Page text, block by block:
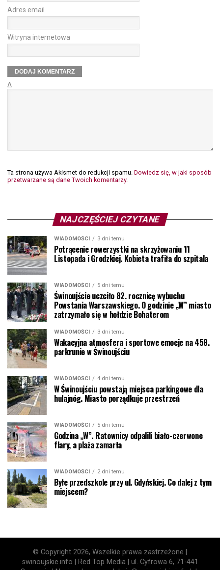
Adres email
Witryna internetowa
Δ
Ta strona używa Akismet do redukcji spamu. Dowiedz się, w jaki sposób
przetwarzane są dane Twoich komentarzy.
NAJCZĘŚCIEJ CZYTANE
WIADOMOŚCI 3 dni temu
Potrącenie rowerzystki na skrzyżowaniu 11
Listopada i Grodzkiej. Kobieta trafiła do szpitala
WIADOMOŚCI 5 dni temu
Świnoujście uczciło 82. rocznicę wybuchu
Powstania Warszawskiego. O godzinie „W” miasto
zatrzymało się w hołdzie Bohaterom
WIADOMOŚCI 3 dni temu
Wakacyjna atmosfera i sportowe emocje na 458.
parkrunie w Świnoujściu
WIADOMOŚCI 4 dni temu
W Świnoujściu powstają miejsca parkingowe dla
hulajnóg. Miasto porządkuje przestrzeń
WIADOMOŚCI 5 dni temu
Godzina „W”. Ratownicy odpalili biało-czerwone
flary, a plaża zamarła
WIADOMOŚCI 2 dni temu
Byłe przedszkole przy ul. Gdyńskiej. Co dalej z tym
miejscem?
© Copyright 2026, Wszelkie prawa zastrzeżone |
swinoujskie.info | Red Top Media | ul. Cyfrowa 6, 71-441